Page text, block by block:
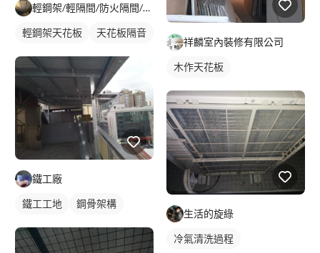
輕鋼架/輕隔間/防火隔間/造型天花/自工價廉
輕鋼架天花板 天花板隔音
鐵工廠
鐵工工地 鋼骨架構
祥麟室內裝修有限公司
木作天花板
生活的旋綠
冷氣清洗過程